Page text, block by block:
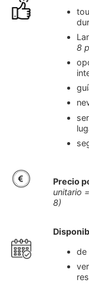
8
Precio
unitario
8)
de